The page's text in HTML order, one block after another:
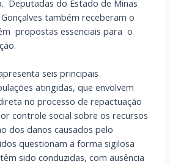
Deputadas do Estado de Minas
também receberam o
propostas essenciais para o
seis principais
atingidas, que envolvem
no processo de repactuação
controle social sobre os recursos
dos danos causados pelo
questionam a forma sigilosa
sido conduzidas, com ausência